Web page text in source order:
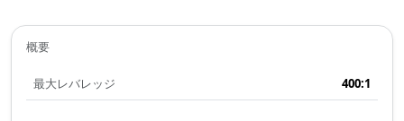
概概要
最大レバレッジ 400:1